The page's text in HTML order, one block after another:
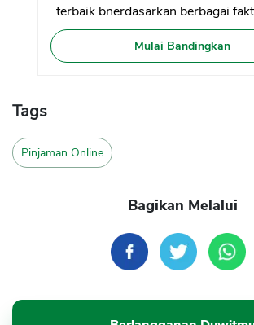
terbaik bnerdasarkan berbagai
Mulai Bandingkan
Tags
Pinjaman Online
Bagikan Melalui